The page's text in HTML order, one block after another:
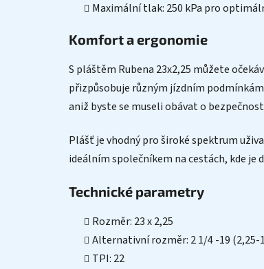
Maximální tlak: 250 kPa pro
Komfort a ergonomie
S pláštěm Rubena 23x2,25 můžete
přizpůsobuje různým jízdním
aniž byste se museli obávat o
Plášť je vhodný pro široké spektrum
ideálním společníkem na cestách, kde
Technické parametry
Rozměr: 23 x 2,25
Alternativní rozměr: 2 1/4 -19 (2,25-
TPI: 22